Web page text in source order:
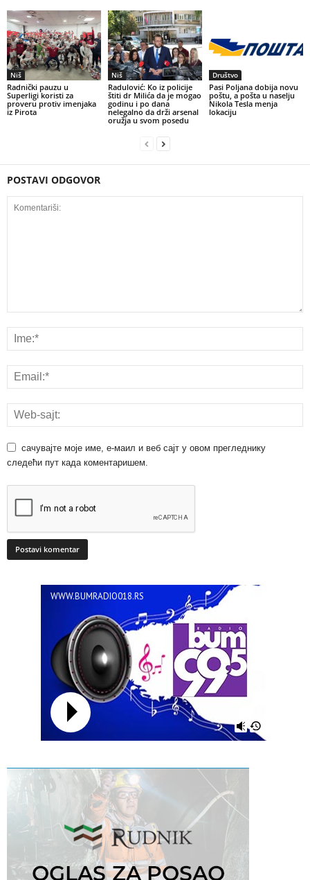
Niš
Radnički pauzu u
Superligi koristi za
proveru protiv imenjaka
iz Pirota
Niš
Radulović: Ko iz policije
štiti dr Milića da je mogao
godinu i po dana
nelegalno da drži arsenal
oružja u svom posedu
Društvo
Pasi Poljana dobija novu
poštu, a pošta u naselju
Nikola Tesla menja
lokaciju
POSTAVI ODGOVOR
сачувајте моје име, е-маил и веб сајт у овом прегледнику
следећи пут када коментаришем.
WWW.BUMRADIO018.RS